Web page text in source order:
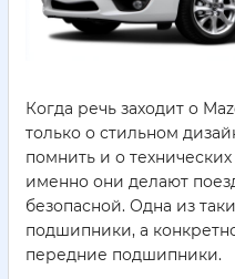
Когда речь заходит о
только о стильном
помнить и о
именно они делают
безопасной. Одна из
подшипники, а
передние подшипники.